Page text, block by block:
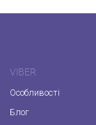
VIBER
Особливості
Блог